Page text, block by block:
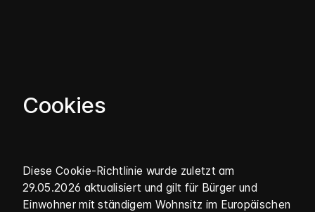
Cookies
Diese Cookie-Richtlinie wurde zuletzt am
29.05.2026 aktualisiert und gilt für Bürger und
Einwohner mit ständigem Wohnsitz im Europäischen